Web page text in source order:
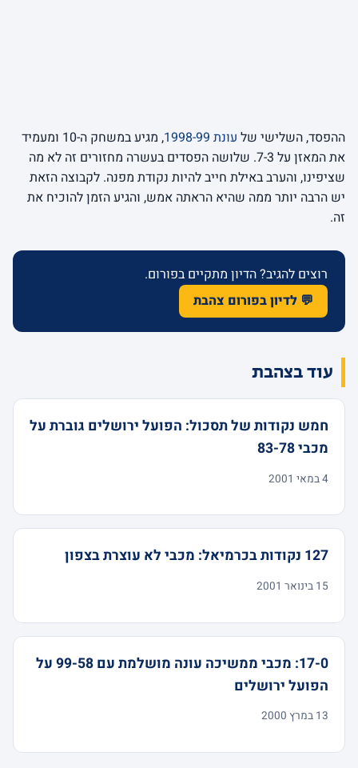
ההפסד, השלישי של עונת 1998-99
, מגיע במשחק ה-10 ומעמיד
את המאזן על 7-3. שלושה הפסדים בעשרה מחזורים זה לא מה
שציפינו, והערב באילת חייב להיות נקודת מפנה. לקבוצה הזאת
יש הרבה יותר ממה שהיא הראתה אמש, והגיע הזמן להוכיח את
זה.
רוצים להגיב? הדיון מתקיים בפורום.
💬 לדיון בפורום צהבת
עוד בצהבת
חמש נקודות של תסכול: הפועל ירושלים גוברת על
מכבי 83-78
4 במאי 2001
127 נקודות בכרמיאל: מכבי לא עוצרת בצפון
15 בינואר 2001
17-0: מכבי ממשיכה עונה מושלמת עם 99-58 על
הפועל ירושלים
13 במרץ 2000